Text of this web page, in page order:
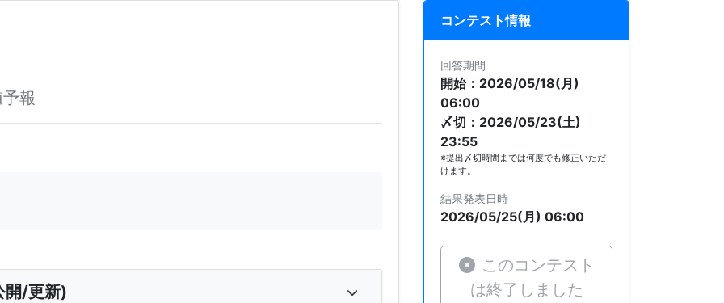
報
開/更新)
コンテスト情報
回答期間
開始：2026/05/18(月)
06:00
〆切：2026/05/23(土)
23:55
※提出〆切時間までは何度でも修正いただ
けます。
結果発表日時
2026/05/25(月) 06:00
このコンテスト
は終了しました